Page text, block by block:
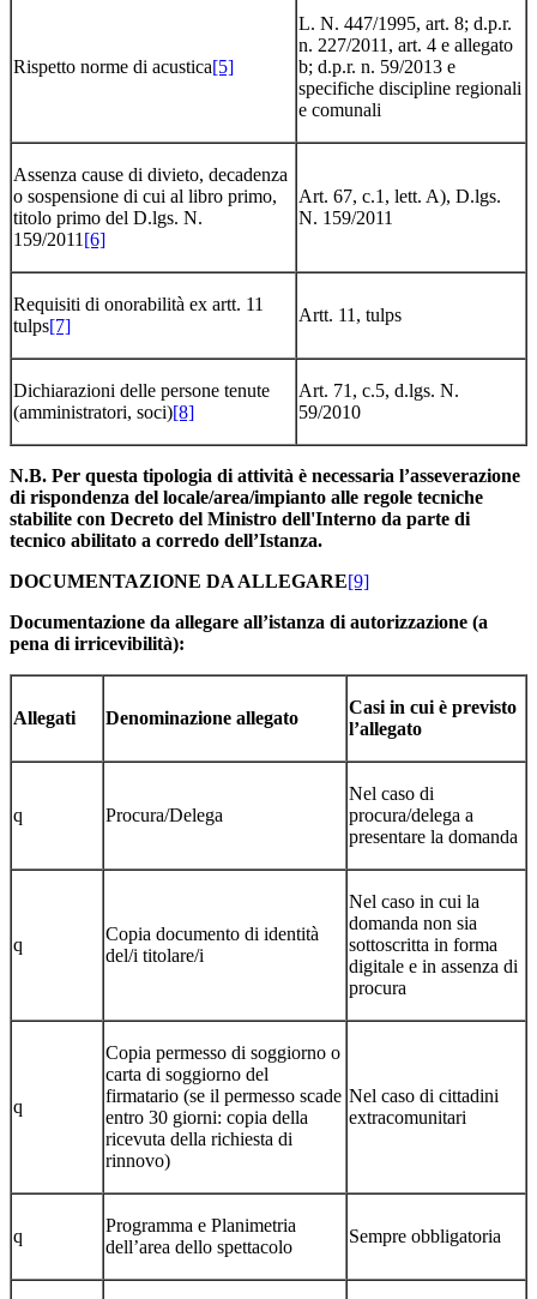
Rispetto norme di acustica[5]
L. N. 447/1995, art. 8; d.p.r.
n. 227/2011, art. 4 e allegato
b; d.p.r. n. 59/2013 e
specifiche discipline regionali
e comunali
Assenza cause di divieto, decadenza
o sospensione di cui al libro primo,
titolo primo del D.lgs. N.
159/2011 [6]
Art. 67, c.1, lett. A), D.lgs.
N. 159/2011
Requisiti di onorabilità ex artt. 11
tulps[7]
Artt. 11, tulps
Dichiarazioni delle persone tenute
(amministratori, soci)[8]
Art. 71, c.5, d.lgs. N.
59/2010
N.B. Per questa tipologia di attività è necessaria l’asseverazione
di rispondenza del locale/area/impianto alle regole tecniche
stabilite con Decreto del Ministro dell'Interno da parte di
tecnico abilitato a corredo dell’Istanza.
DOCUMENTAZIONE DA ALLEGARE[9]
Documentazione da allegare all’istanza di autorizzazione (a
pena di irricevibilità):
Allegati Denominazione allegato
Casi in cui è previsto
l’allegato
q Procura/Delega
Nel caso di
procura/delega a
presentare la domanda
q
Copia documento di identità
del/i titolare/i
Nel caso in cui la
domanda non sia
sottoscritta in forma
digitale e in assenza di
procura
q
Copia permesso di soggiorno o
carta di soggiorno del
firmatario (se il permesso scade
entro 30 giorni: copia della
ricevuta della richiesta di
rinnovo)
Nel caso di cittadini
extracomunitari
q
Programma e Planimetria
dell’area dello spettacolo
Sempre obbligatoria